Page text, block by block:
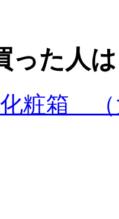
った人
粧箱 （